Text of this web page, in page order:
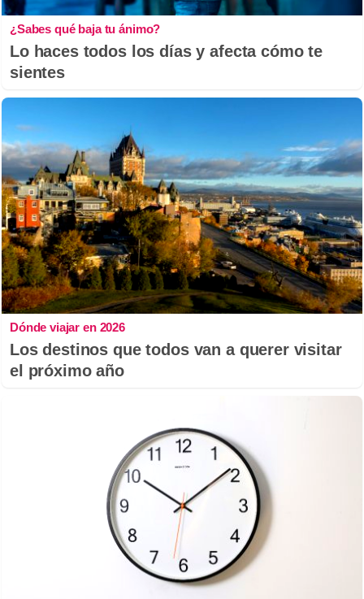
¿Sabes qué baja tu ánimo?
Lo haces todos los días y afecta cómo te
sientes
Dónde viajar en 2026
Los destinos que todos van a querer visitar
el próximo año